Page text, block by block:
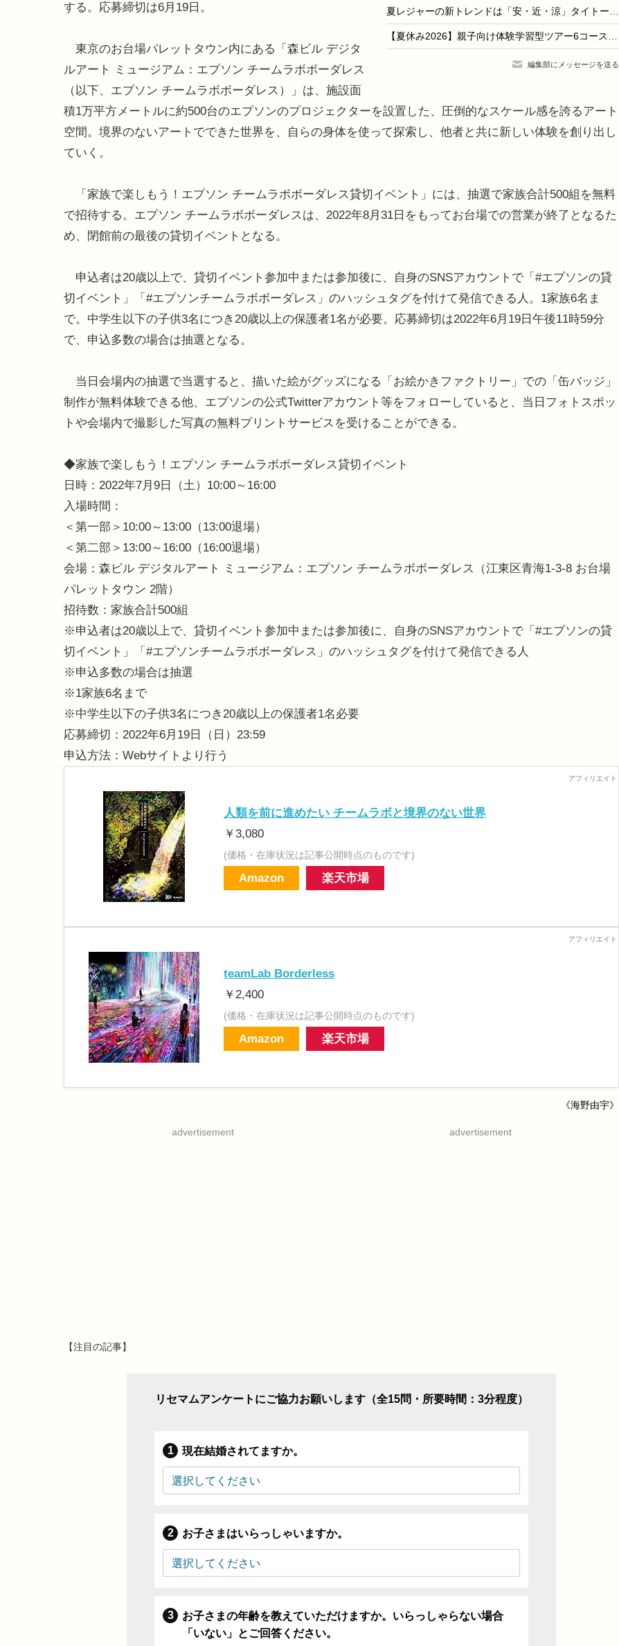
夏レジャーの新トレンドは「安・近・涼」タイトー調査
【夏休み2026】親子向け体験学習型ツアー6コース発売
編集部にメッセージを送る
する。応募締切は6月19日。
東京のお台場パレットタウン内にある「森ビル デジタ
ルアート ミュージアム：エプソン チームラボボーダレス
（以下、エプソン チームラボボーダレス）」は、施設面
積1万平方メートルに約500台のエプソンのプロジェクターを設置した、圧倒的なスケール感を誇るアート
空間。境界のないアートでできた世界を、自らの身体を使って探索し、他者と共に新しい体験を創り出し
ていく。
「家族で楽しもう！エプソン チームラボボーダレス貸切イベント」には、抽選で家族合計500組を無料
で招待する。エプソン チームラボボーダレスは、2022年8月31日をもってお台場での営業が終了となるた
め、閉館前の最後の貸切イベントとなる。
申込者は20歳以上で、貸切イベント参加中または参加後に、自身のSNSアカウントで「#エプソンの貸
切イベント」「#エプソンチームラボボーダレス」のハッシュタグを付けて発信できる人。1家族6名ま
で。中学生以下の子供3名につき20歳以上の保護者1名が必要。応募締切は2022年6月19日午後11時59分
で、申込多数の場合は抽選となる。
当日会場内の抽選で当選すると、描いた絵がグッズになる「お絵かきファクトリー」での「缶バッジ」
制作が無料体験できる他、エプソンの公式Twitterアカウント等をフォローしていると、当日フォトスポッ
トや会場内で撮影した写真の無料プリントサービスを受けることができる。
◆家族で楽しもう！エプソン チームラボボーダレス貸切イベント
日時：2022年7月9日（土）10:00～16:00
入場時間：
＜第一部＞10:00～13:00（13:00退場）
＜第二部＞13:00～16:00（16:00退場）
会場：森ビル デジタルアート ミュージアム：エプソン チームラボボーダレス（江東区青海1-3-8 お台場
パレットタウン 2階）
招待数：家族合計500組
※申込者は20歳以上で、貸切イベント参加中または参加後に、自身のSNSアカウントで「#エプソンの貸
切イベント」「#エプソンチームラボボーダレス」のハッシュタグを付けて発信できる人
※申込多数の場合は抽選
※1家族6名まで
※中学生以下の子供3名につき20歳以上の保護者1名必要
応募締切：2022年6月19日（日）23:59
申込方法：Webサイトより行う
人類を前に進めたい チームラボと境界のない世界
￥3,080
(価格・在庫状況は記事公開時点のものです)
Amazon 楽天市場
teamLab Borderless
￥2,400
(価格・在庫状況は記事公開時点のものです)
Amazon 楽天市場
《海野由宇》
advertisement advertisement
【注目の記事】
リセマムアンケートにご協力お願いします（全15問・所要時間：3分程度）
現在結婚されてますか。
お子さまはいらっしゃいますか。
お子さまの年齢を教えていただけますか。いらっしゃらない場合
「いない」とご回答ください。